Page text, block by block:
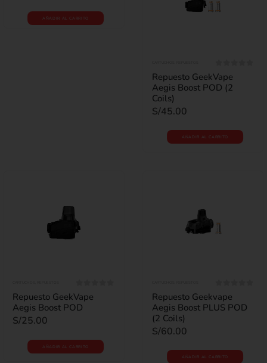
AÑADIR AL CARRITO
0
Repuesto GeekVape
Aegis Boost POD (2
Coils)
S/45.00
AÑADIR AL CARRITO
0
Repuesto GeekVape
Aegis Boost POD
S/25.00
AÑADIR AL CARRITO
Repuesto Geekvape
Aegis Boost PLUS POD
(2 Coils)
S/60.00
AÑADIR AL CARRITO